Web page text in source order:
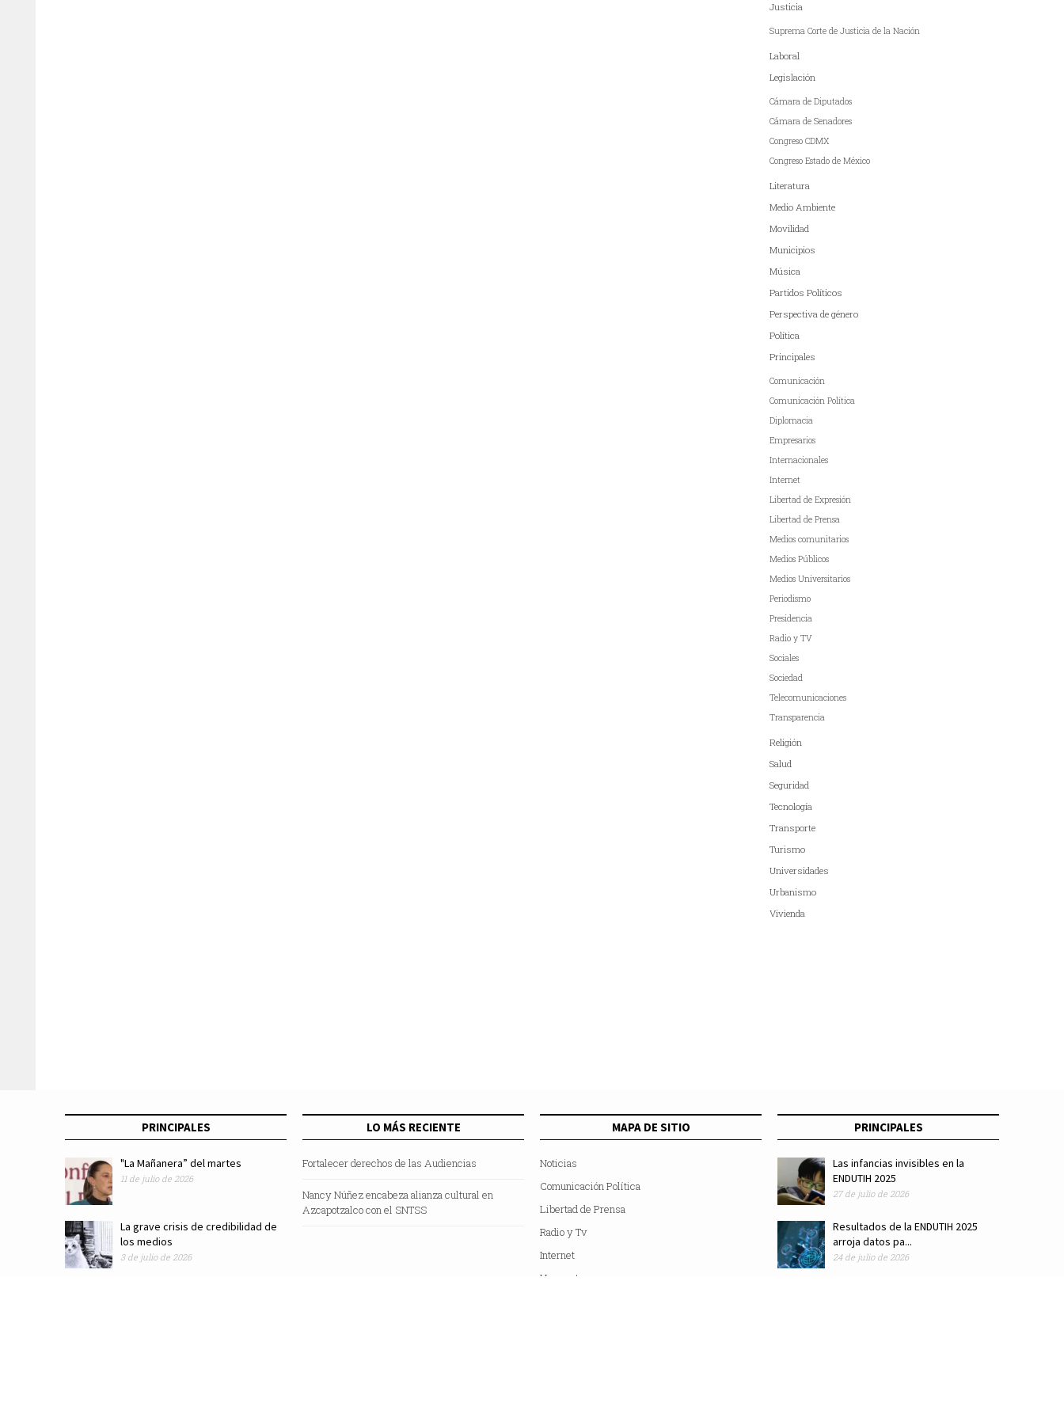
Justicia
Suprema Corte de Justicia de la Nación
Laboral
Legislación
Cámara de Diputados
Cámara de Senadores
Congreso CDMX
Congreso Estado de México
Literatura
Medio Ambiente
Movilidad
Municipios
Música
Partidos Políticos
Perspectiva de género
Política
Principales
Comunicación
Comunicación Política
Diplomacia
Empresarios
Internacionales
Internet
Libertad de Expresión
Libertad de Prensa
Medios comunitarios
Medios Públicos
Medios Universitarios
Periodismo
Presidencia
Radio y TV
Sociales
Sociedad
Telecomunicaciones
Transparencia
Religión
Salud
Seguridad
Tecnología
Transporte
Turismo
Universidades
Urbanismo
Vivienda
PRINCIPALES
"La Mañanera” del martes
11 de julio de 2026
La grave crisis de credibilidad de
los medios
3 de julio de 2026
LO MÁS RECIENTE
Fortalecer derechos de las Audiencias
Nancy Núñez encabeza alianza cultural en
Azcapotzalco con el SNTSS
MAPA DE SITIO
Noticias
Comunicación Política
Libertad de Prensa
Radio y Tv
Internet
Hemeroteca
PRINCIPALES
Las infancias invisibles en la
ENDUTIH 2025
27 de julio de 2026
Resultados de la ENDUTIH 2025
arroja datos pa...
24 de julio de 2026